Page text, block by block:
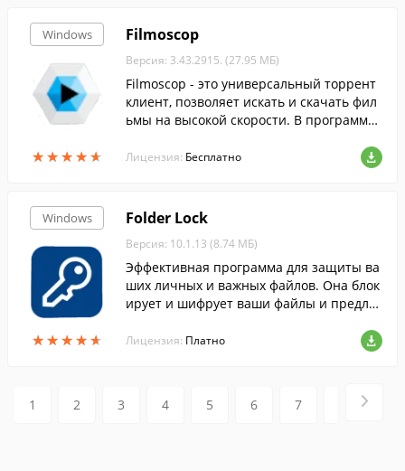
Windows
★★★★★
★★★★★
Filmoscop
Версия: 3.43.2915. (27.95 МБ)
Filmoscop - это универсальный торрент
клиент, позволяет искать и скачать фил
ьмы на высокой скорости. В программу
т смотреть видео не дожидаясь полного
Лицензия: Бесплатно
Windows
★★★★★
★★★★★
Folder Lock
Версия: 10.1.13 (8.74 МБ)
Эффективная программа для защиты ва
ших личных и важных файлов. Она блок
ирует и шифрует ваши файлы и предлаг
го копирования файлов в облако.
Лицензия: Платно
1 2 3 4 5 6 7